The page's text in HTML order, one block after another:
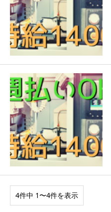
4件中 1〜4件を表示